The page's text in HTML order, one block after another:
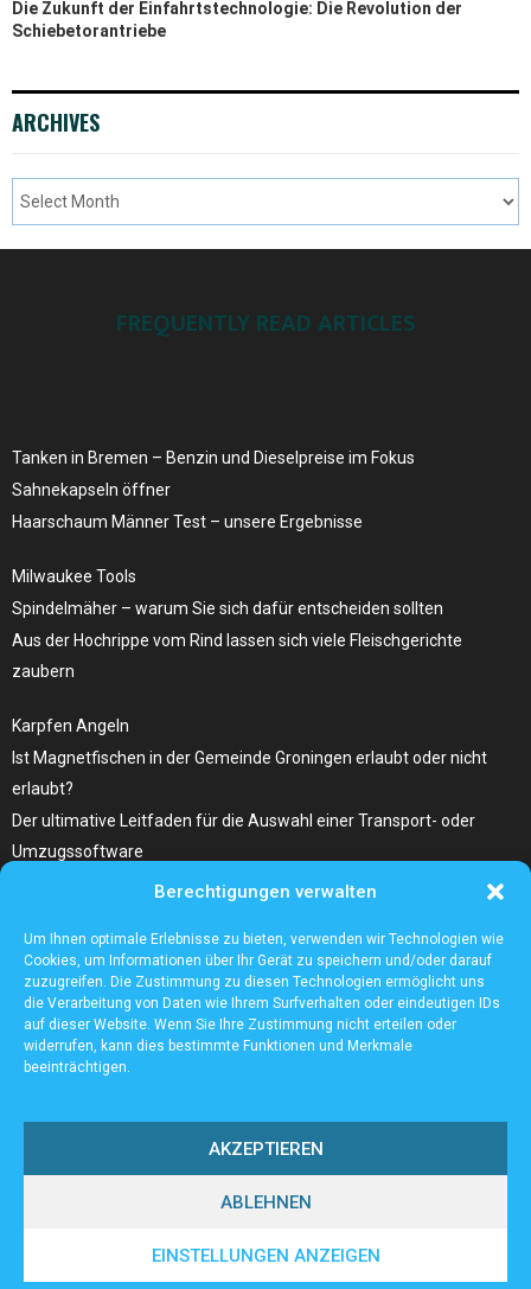
Berechtigungen verwalten
Um Ihnen optimale Erlebnisse zu bieten, verwenden wir Technologien wie
Cookies, um Informationen über Ihr Gerät zu speichern und/oder darauf
zuzugreifen. Die Zustimmung zu diesen Technologien ermöglicht uns
die Verarbeitung von Daten wie Ihrem Surfverhalten oder eindeutigen IDs
auf dieser Website. Wenn Sie Ihre Zustimmung nicht erteilen oder
widerrufen, kann dies bestimmte Funktionen und Merkmale
beeinträchtigen.
AKZEPTIEREN
ABLEHNEN
EINSTELLUNGEN ANZEIGEN
Die Zukunft der Einfahrtstechnologie: Die Revolution der
Schiebetorantriebe
ARCHIVES
FREQUENTLY READ ARTICLES
Tanken in Bremen – Benzin und Dieselpreise ​im Fokus
Sahnekapseln öffner
Haarschaum Männer Test – unsere Ergebnisse
Milwaukee Tools
Spindelmäher – warum Sie sich dafür entscheiden sollten
Aus der Hochrippe vom Rind lassen sich viele Fleischgerichte
zaubern
Karpfen Angeln
Ist Magnetfischen in der Gemeinde Groningen erlaubt oder nicht
erlaubt?
Der ultimative Leitfaden für die Auswahl einer Transport- oder
Umzugssoftware
Was Sie Über Infrarot Dörrautomat Wissen Sollten
Tolle Fotocollagen selber gestalten